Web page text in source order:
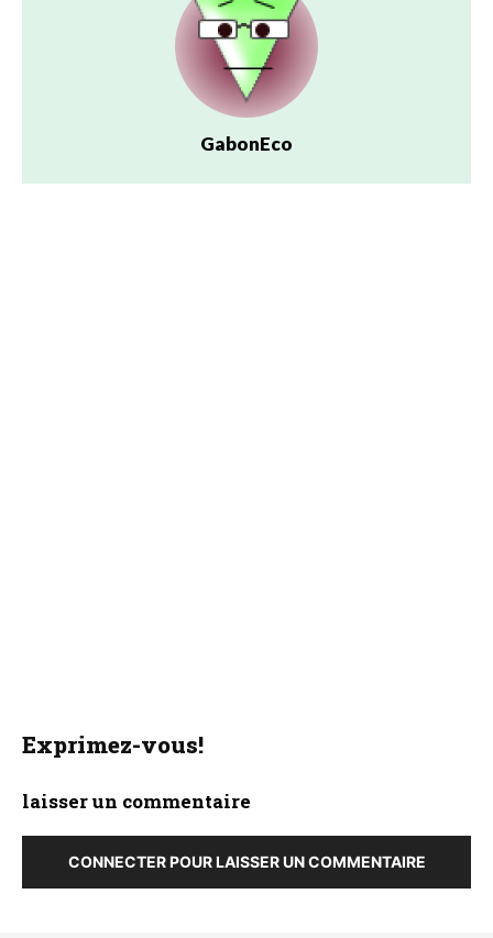
GabonEco
Exprimez-vous!
laisser un commentaire
CONNECTER POUR LAISSER UN COMMENTAIRE